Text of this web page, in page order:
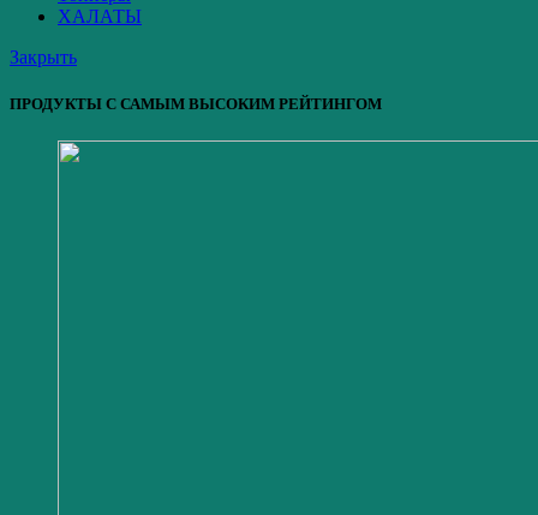
ХАЛАТЫ
Закрыть
ПРОДУКТЫ С САМЫМ ВЫСОКИМ РЕЙТИНГОМ